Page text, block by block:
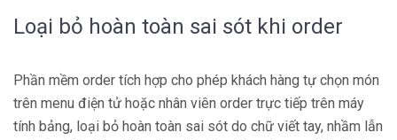
Loại bỏ hoàn toàn sai sót khi order
Phần mềm order tích hợp cho phép khách hàng tự chọn món
trên menu điện tử hoặc nhân viên order trực tiếp trên máy
tính bảng, loại bỏ hoàn toàn sai sót do chữ viết tay, nhầm lẫn